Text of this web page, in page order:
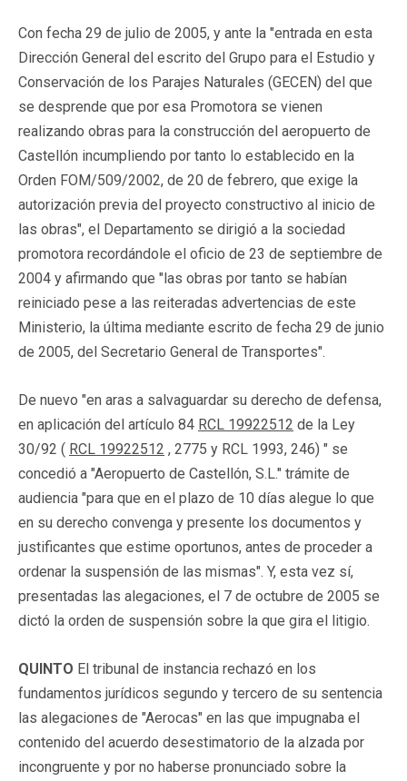
Con fecha 29 de julio de 2005, y ante la "entrada en esta
Dirección General del escrito del Grupo para el Estudio y
Conservación de los Parajes Naturales (GECEN) del que
se desprende que por esa Promotora se vienen
realizando obras para la construcción del aeropuerto de
Castellón incumpliendo por tanto lo establecido en la
Orden FOM/509/2002, de 20 de febrero, que exige la
autorización previa del proyecto constructivo al inicio de
las obras", el Departamento se dirigió a la sociedad
promotora recordándole el oficio de 23 de septiembre de
2004 y afirmando que "las obras por tanto se habían
reiniciado pese a las reiteradas advertencias de este
Ministerio, la última mediante escrito de fecha 29 de junio
de 2005, del Secretario General de Transportes".
De nuevo "en aras a salvaguardar su derecho de defensa,
en aplicación del artículo 84 RCL 19922512 de la Ley
30/92 ( RCL 19922512 , 2775 y RCL 1993, 246) " se
concedió a "Aeropuerto de Castellón, S.L." trámite de
audiencia "para que en el plazo de 10 días alegue lo que
en su derecho convenga y presente los documentos y
justificantes que estime oportunos, antes de proceder a
ordenar la suspensión de las mismas". Y, esta vez sí,
presentadas las alegaciones, el 7 de octubre de 2005 se
dictó la orden de suspensión sobre la que gira el litigio.
QUINTO El tribunal de instancia rechazó en los
fundamentos jurídicos segundo y tercero de su sentencia
las alegaciones de "Aerocas" en las que impugnaba el
contenido del acuerdo desestimatorio de la alzada por
incongruente y por no haberse pronunciado sobre la